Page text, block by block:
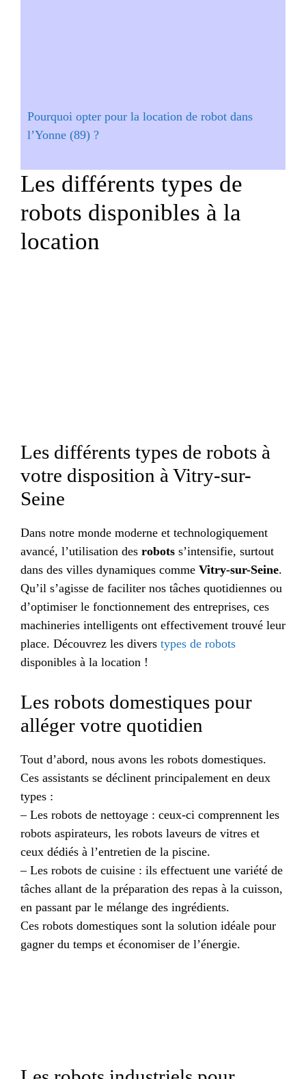
Pourquoi opter pour la location de robot dans
l’Yonne (89) ?
Les différents types de
robots disponibles à la
location
Les différents types de robots à
votre disposition à Vitry-sur-
Seine
Dans notre monde moderne et technologiquement
avancé, l’utilisation des robots s’intensifie, surtout
dans des villes dynamiques comme Vitry-sur-Seine.
Qu’il s’agisse de faciliter nos tâches quotidiennes ou
d’optimiser le fonctionnement des entreprises, ces
machineries intelligents ont effectivement trouvé leur
place. Découvrez les divers types de robots
disponibles à la location !
Les robots domestiques pour
alléger votre quotidien
Tout d’abord, nous avons les robots domestiques.
Ces assistants se déclinent principalement en deux
types :
– Les robots de nettoyage : ceux-ci comprennent les
robots aspirateurs, les robots laveurs de vitres et
ceux dédiés à l’entretien de la piscine.
– Les robots de cuisine : ils effectuent une variété de
tâches allant de la préparation des repas à la cuisson,
en passant par le mélange des ingrédients.
Ces robots domestiques sont la solution idéale pour
gagner du temps et économiser de l’énergie.